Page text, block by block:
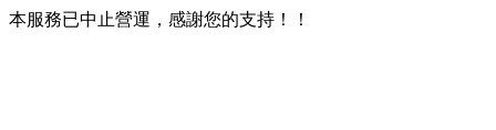
本服務已中止營運，感謝您的支持！！